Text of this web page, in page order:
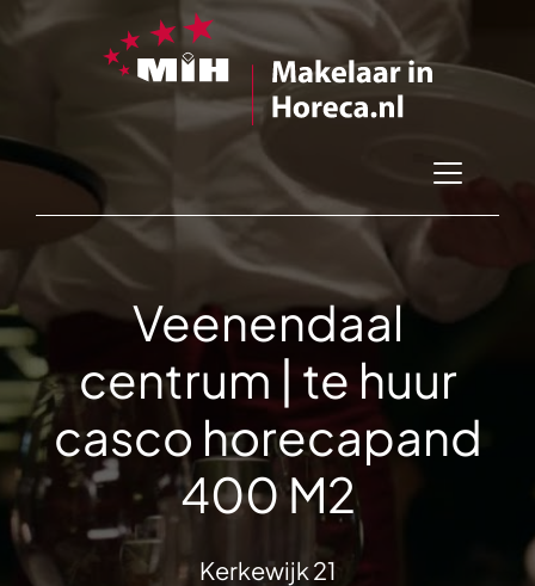
Veenendaal
centrum | te huur
casco horecapand
400 M2
Kerkewijk 21